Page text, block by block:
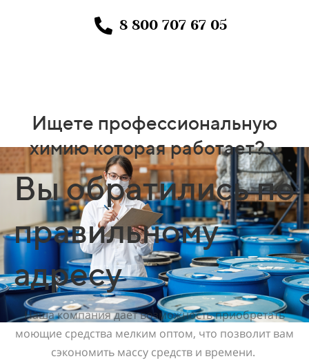
8 800 707 67 05
Ищете профессиональную
химию которая работает?...
Вы обратились по
правильному
адресу
Наша компания дает возможность приобретать
моющие средства мелким оптом, что позволит вам
сэкономить массу средств и времени.